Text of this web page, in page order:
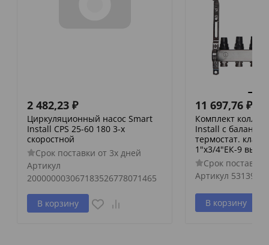
2 482,23 ₽
Циркуляционный насос Smart
Install CPS 25-60 180 3-х
скоростной
Срок поставки от 3х дней
Артикул
200000003067183526778071465
В корзину
11 697,76 ₽
Комплект
Install с
термостат.
1"х3/4"ЕК-9 вых.
Срок поставки
Артикул 53139S
В корзину